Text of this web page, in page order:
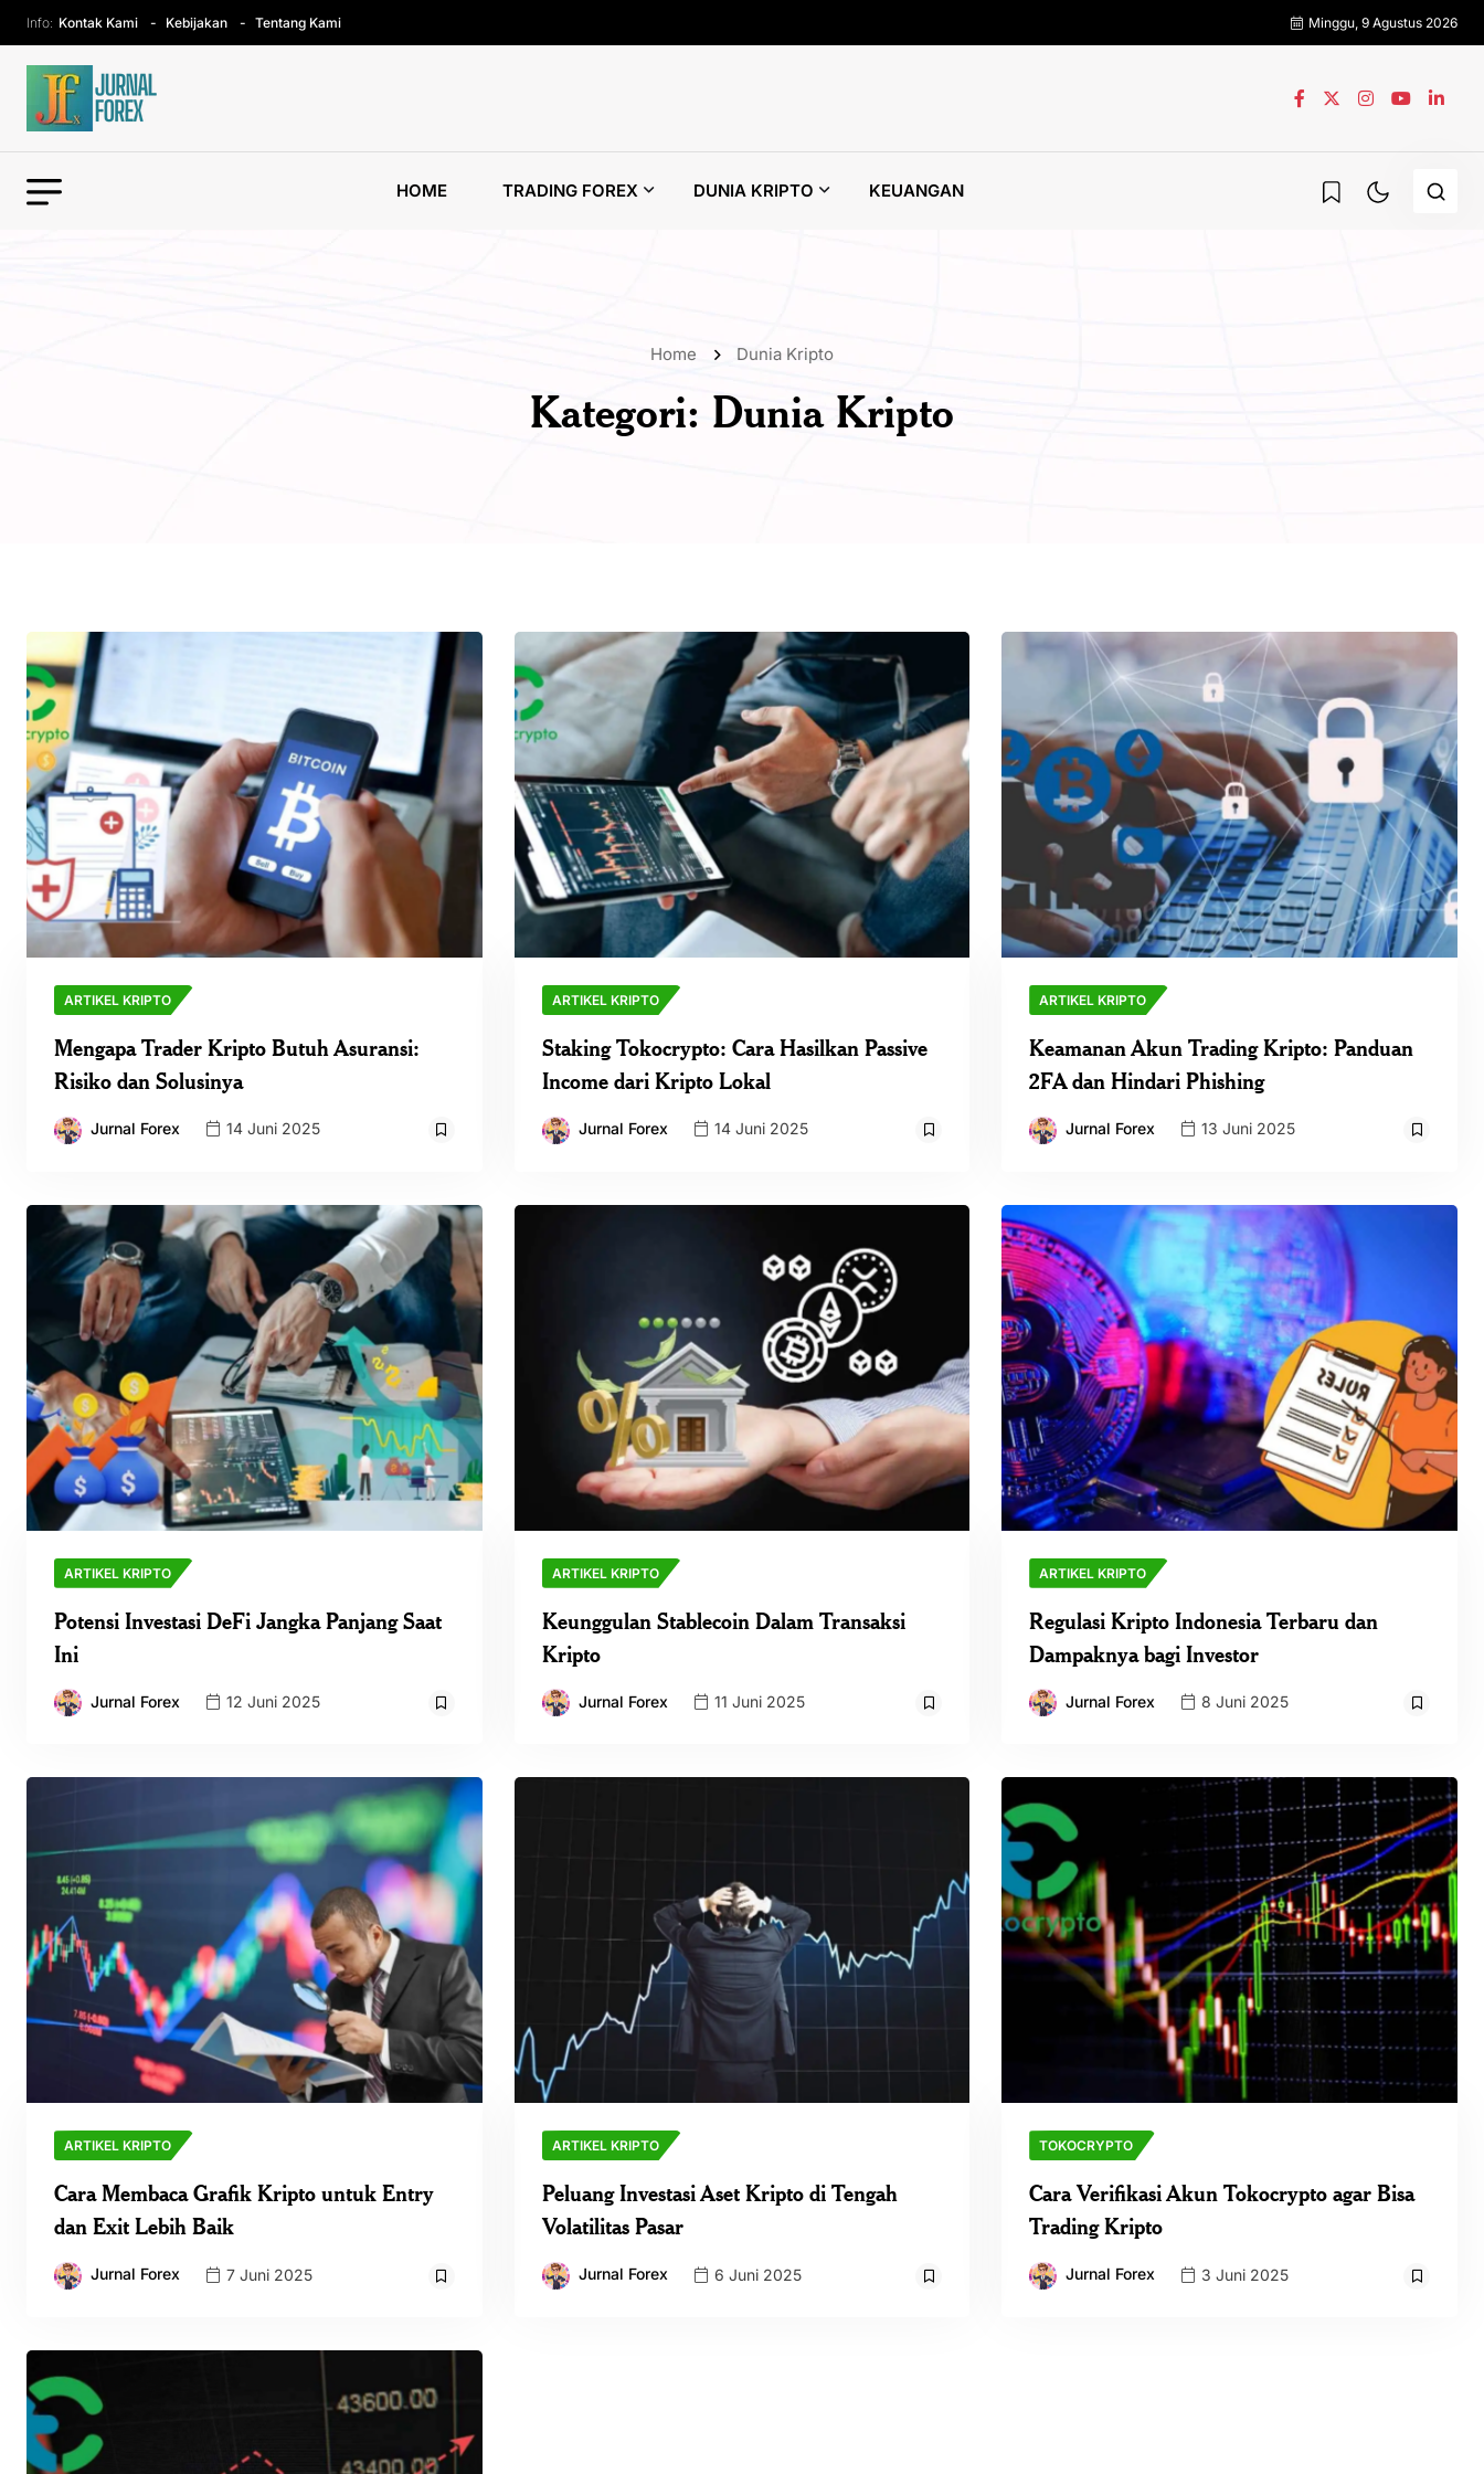
Info: Kontak Kami Kebijakan Tentang Kami Minggu, 9 Agustus 2026
HOME TRADING FOREX DUNIA KRIPTO KEUANGAN
Home Dunia Kripto
Kategori: Dunia Kripto
ARTIKEL KRIPTO
Mengapa Trader Kripto Butuh Asuransi:
Risiko dan Solusinya
Jurnal Forex 14 Juni 2025
ARTIKEL KRIPTO
Staking Tokocrypto: Cara Hasilkan Passive
Income dari Kripto Lokal
Jurnal Forex 14 Juni 2025
ARTIKEL KRIPTO
Keamanan Akun Trading Kripto: Panduan
2FA dan Hindari Phishing
Jurnal Forex 13 Juni 2025
ARTIKEL KRIPTO
Potensi Investasi DeFi Jangka Panjang Saat
Ini
Jurnal Forex 12 Juni 2025
ARTIKEL KRIPTO
Keunggulan Stablecoin Dalam Transaksi
Kripto
Jurnal Forex 11 Juni 2025
ARTIKEL KRIPTO
Regulasi Kripto Indonesia Terbaru dan
Dampaknya bagi Investor
Jurnal Forex 8 Juni 2025
ARTIKEL KRIPTO
Cara Membaca Grafik Kripto untuk Entry
dan Exit Lebih Baik
Jurnal Forex 7 Juni 2025
ARTIKEL KRIPTO
Peluang Investasi Aset Kripto di Tengah
Volatilitas Pasar
Jurnal Forex 6 Juni 2025
TOKOCRYPTO
Cara Verifikasi Akun Tokocrypto agar Bisa
Trading Kripto
Jurnal Forex 3 Juni 2025